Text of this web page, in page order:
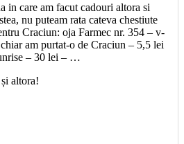
in care am facut cadouri altora si
nu puteam rata cateva chestiute
Craciun: oja Farmec nr. 354 – v-
am purtat-o de Craciun – 5,5 lei
– 30 lei – …
altora!